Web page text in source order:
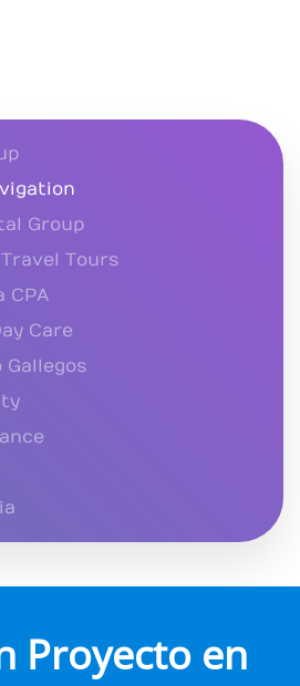
Group
Tours
CPA
Care
Gallegos
Proyecto en